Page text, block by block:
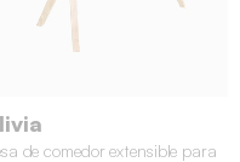
de comedor extensible para